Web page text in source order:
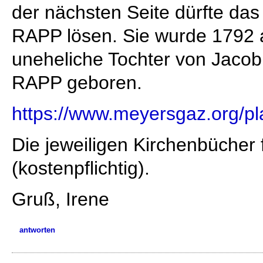
der nächsten Seite dürfte
RAPP lösen. Sie wurde
uneheliche Tochter von
RAPP geboren.
https://www.meyersgaz.org/
Die jeweiligen
(kostenpflichtig).
Gruß, Irene
antworten